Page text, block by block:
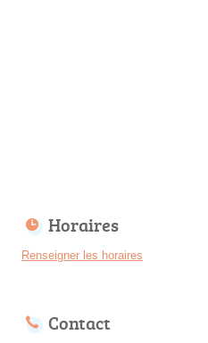
Horaires
Renseigner les horaires
Contact